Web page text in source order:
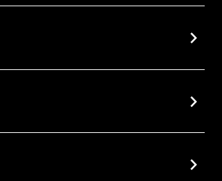
chevron_right
chevron_right
chevron_right